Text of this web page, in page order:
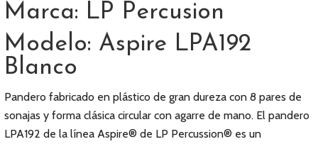
Marca: LP Percusion
Modelo: Aspire LPA192
Blanco
Pandero fabricado en plástico de gran dureza con 8 pares de
sonajas y forma clásica circular con agarre de mano. El pandero
LPA192 de la línea Aspire® de LP Percussion® es un